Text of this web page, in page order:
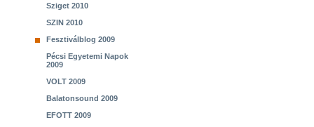
Sziget 2010
SZIN 2010
Fesztiválblog 2009
Pécsi Egyetemi Napok
2009
VOLT 2009
Balatonsound 2009
EFOTT 2009